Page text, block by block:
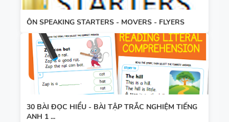
ÔN SPEAKING STARTERS - MOVERS - FLYERS
30 BÀI ĐỌC HIỂU - BÀI TẬP TRẮC NGHIỆM TIẾNG
ANH 1 ...